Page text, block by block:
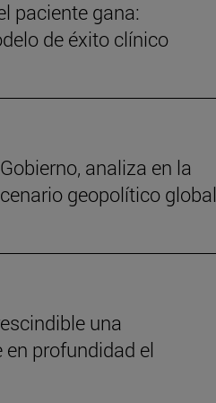
paciente gana:
de éxito clínico
analiza en la
geopolítico global
una
profundidad el